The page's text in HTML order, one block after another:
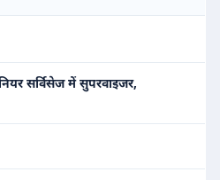
सर्विसेज में सुपरवाइजर,